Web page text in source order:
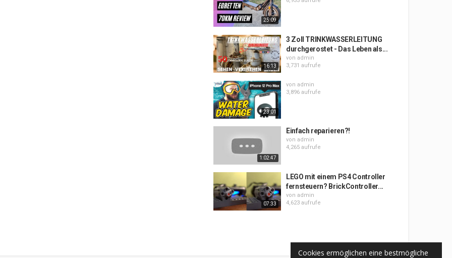
Cookies ermöglichen eine bestmögliche
25:09
16:13
3 Zoll TRINKWASSERLEITUNG
durchgerostet - Das Leben als...
von admin
3,731 aufrufe
23:01
von admin
3,896 aufrufe
1:02:47
Einfach reparieren?!
von admin
4,265 aufrufe
07:33
LEGO mit einem PS4 Controller
fernsteuern? BrickController...
von admin
4,623 aufrufe